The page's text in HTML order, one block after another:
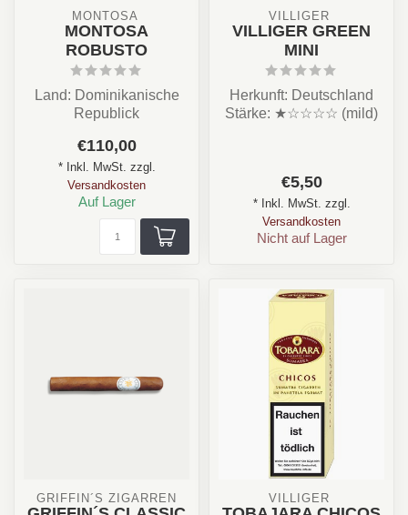
MONTOSA
MONTOSA
ROBUSTO
Land: Dominikanische
Republick
Aroma: Cremig, Erdig, ,
Nuss
For...
€110,00
* Inkl. MwSt. zzgl.
Versandkosten
Auf Lager
VILLIGER
VILLIGER GREEN
MINI
Herkunft: Deutschland
Stärke: ★☆☆☆☆ (mild)
€5,50
* Inkl. MwSt. zzgl.
Versandkosten
Nicht auf Lager
GRIFFIN´S ZIGARREN VILLIGER